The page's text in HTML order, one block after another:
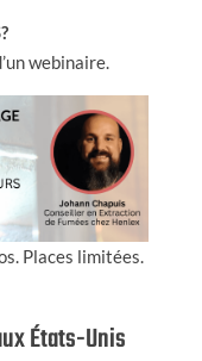
webinaire.
Places limitées.
États-Unis